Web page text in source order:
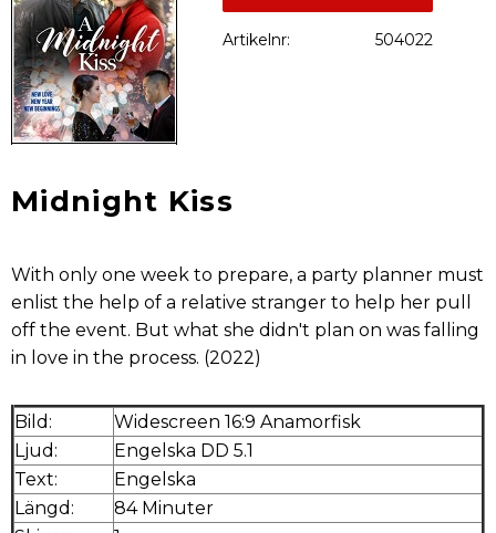
Artikelnr 504022
Midnight Kiss
With only one week to prepare, a party planner must
enlist the help of a relative stranger to help her pull
off the event. But what she didn't plan on was falling
in love in the process. (2022)
Bild:
Widescreen 16:9 Anamorfisk
Ljud:
Engelska DD 5.1
Text:
Engelska
Längd:
84 Minuter